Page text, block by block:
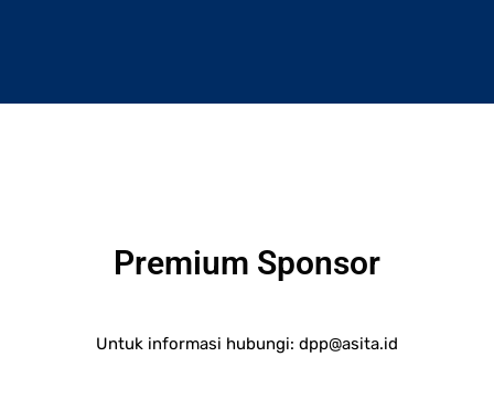
Premium Sponsor
Untuk informasi hubungi: dpp@asita.id